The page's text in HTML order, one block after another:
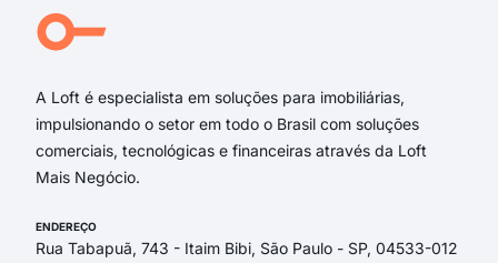
A Loft é especialista em soluções para imobiliárias,
impulsionando o setor em todo o Brasil com soluções
comerciais, tecnológicas e financeiras através da Loft
Mais Negócio.
ENDEREÇO
Rua Tabapuã, 743 - Itaim Bibi, São Paulo - SP, 04533-012